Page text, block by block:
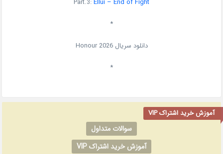
Part.3:Ellui – End of Fight
*
دانلود سریال Honour 2026
*
آموزش خرید اشتراک VIP
سوالات متداول
آموزش خرید اشتراک VIP